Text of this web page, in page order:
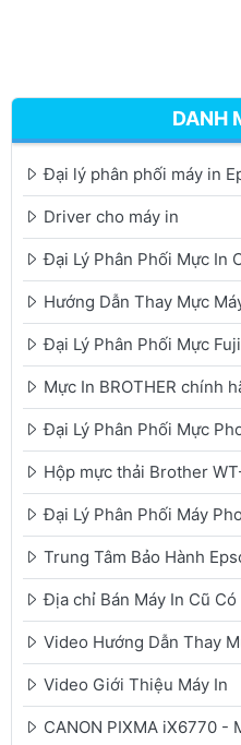
DANH
Đại lý phân phối máy in
Driver cho máy in
Đại Lý Phân Phối Mực In
Hướng Dẫn Thay Mực
Đại Lý Phân Phối Mực
Mực In BROTHER chính
Đại Lý Phân Phối Mực
Hộp mực thải Brother
Đại Lý Phân Phối Máy
Trung Tâm Bảo Hành
Địa chỉ Bán Máy In Cũ
Video Hướng Dẫn Thay
Video Giới Thiệu Máy In
CANON PIXMA iX6770 -